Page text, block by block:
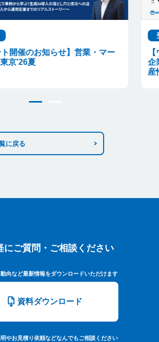
ト開催のお知らせ】営業・マー
京'26夏
企
産
に戻る
にご質問・ご相談ください
にご質問・ご相談ください
向など最新情報をダウンロードいただけます
資料ダウンロード
やお見積り依頼などなんでもご相談ください